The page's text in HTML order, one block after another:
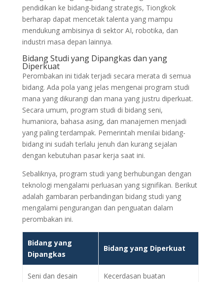
pendidikan ke bidang-bidang strategis, Tiongkok
berharap dapat mencetak talenta yang mampu
mendukung ambisinya di sektor AI, robotika, dan
industri masa depan lainnya.
Bidang Studi yang Dipangkas dan yang
Diperkuat
Perombakan ini tidak terjadi secara merata di semua
bidang. Ada pola yang jelas mengenai program studi
mana yang dikurangi dan mana yang justru diperkuat.
Secara umum, program studi di bidang seni,
humaniora, bahasa asing, dan manajemen menjadi
yang paling terdampak. Pemerintah menilai bidang-
bidang ini sudah terlalu jenuh dan kurang sejalan
dengan kebutuhan pasar kerja saat ini.
Sebaliknya, program studi yang berhubungan dengan
teknologi mengalami perluasan yang signifikan. Berikut
adalah gambaran perbandingan bidang studi yang
mengalami pengurangan dan penguatan dalam
perombakan ini.
Bidang yang
Dipangkas
Bidang yang Diperkuat
Seni dan desain
Kecerdasan buatan